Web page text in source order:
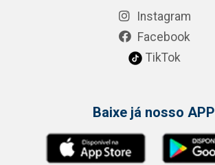
Instagram
Facebook
TikTok
Baixe já nosso APP